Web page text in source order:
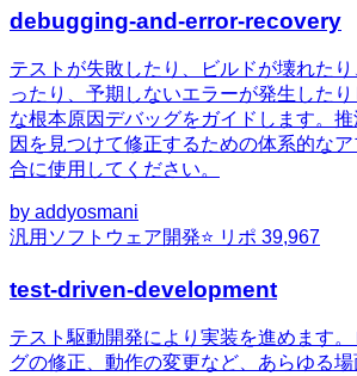
debugging-and-error-recovery
テストが失敗したり、ビルドが壊れた
ったり、予期しないエラーが発生した
な根本原因デバッグをガイドします。
因を見つけて修正するための体系的な
合に使用してください。
by addyosmani
汎用 ソフトウェア開発⭐ リポ 39,967
test-driven-development
テスト駆動開発により実装を進めます
グの修正、動作の変更など、あらゆる場